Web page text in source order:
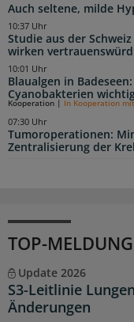
Auch seltene, milde
Studie aus der
wirken
10:37 Uhr
Blaualgen in
Cyanobakterien
10:01 Uhr
Tumoroperationen:
Zentralisierung der
Kooperation | In Kooperation
07:30 Uhr
TOP-
Update 2026
S3-Leitlinie
Änderungen